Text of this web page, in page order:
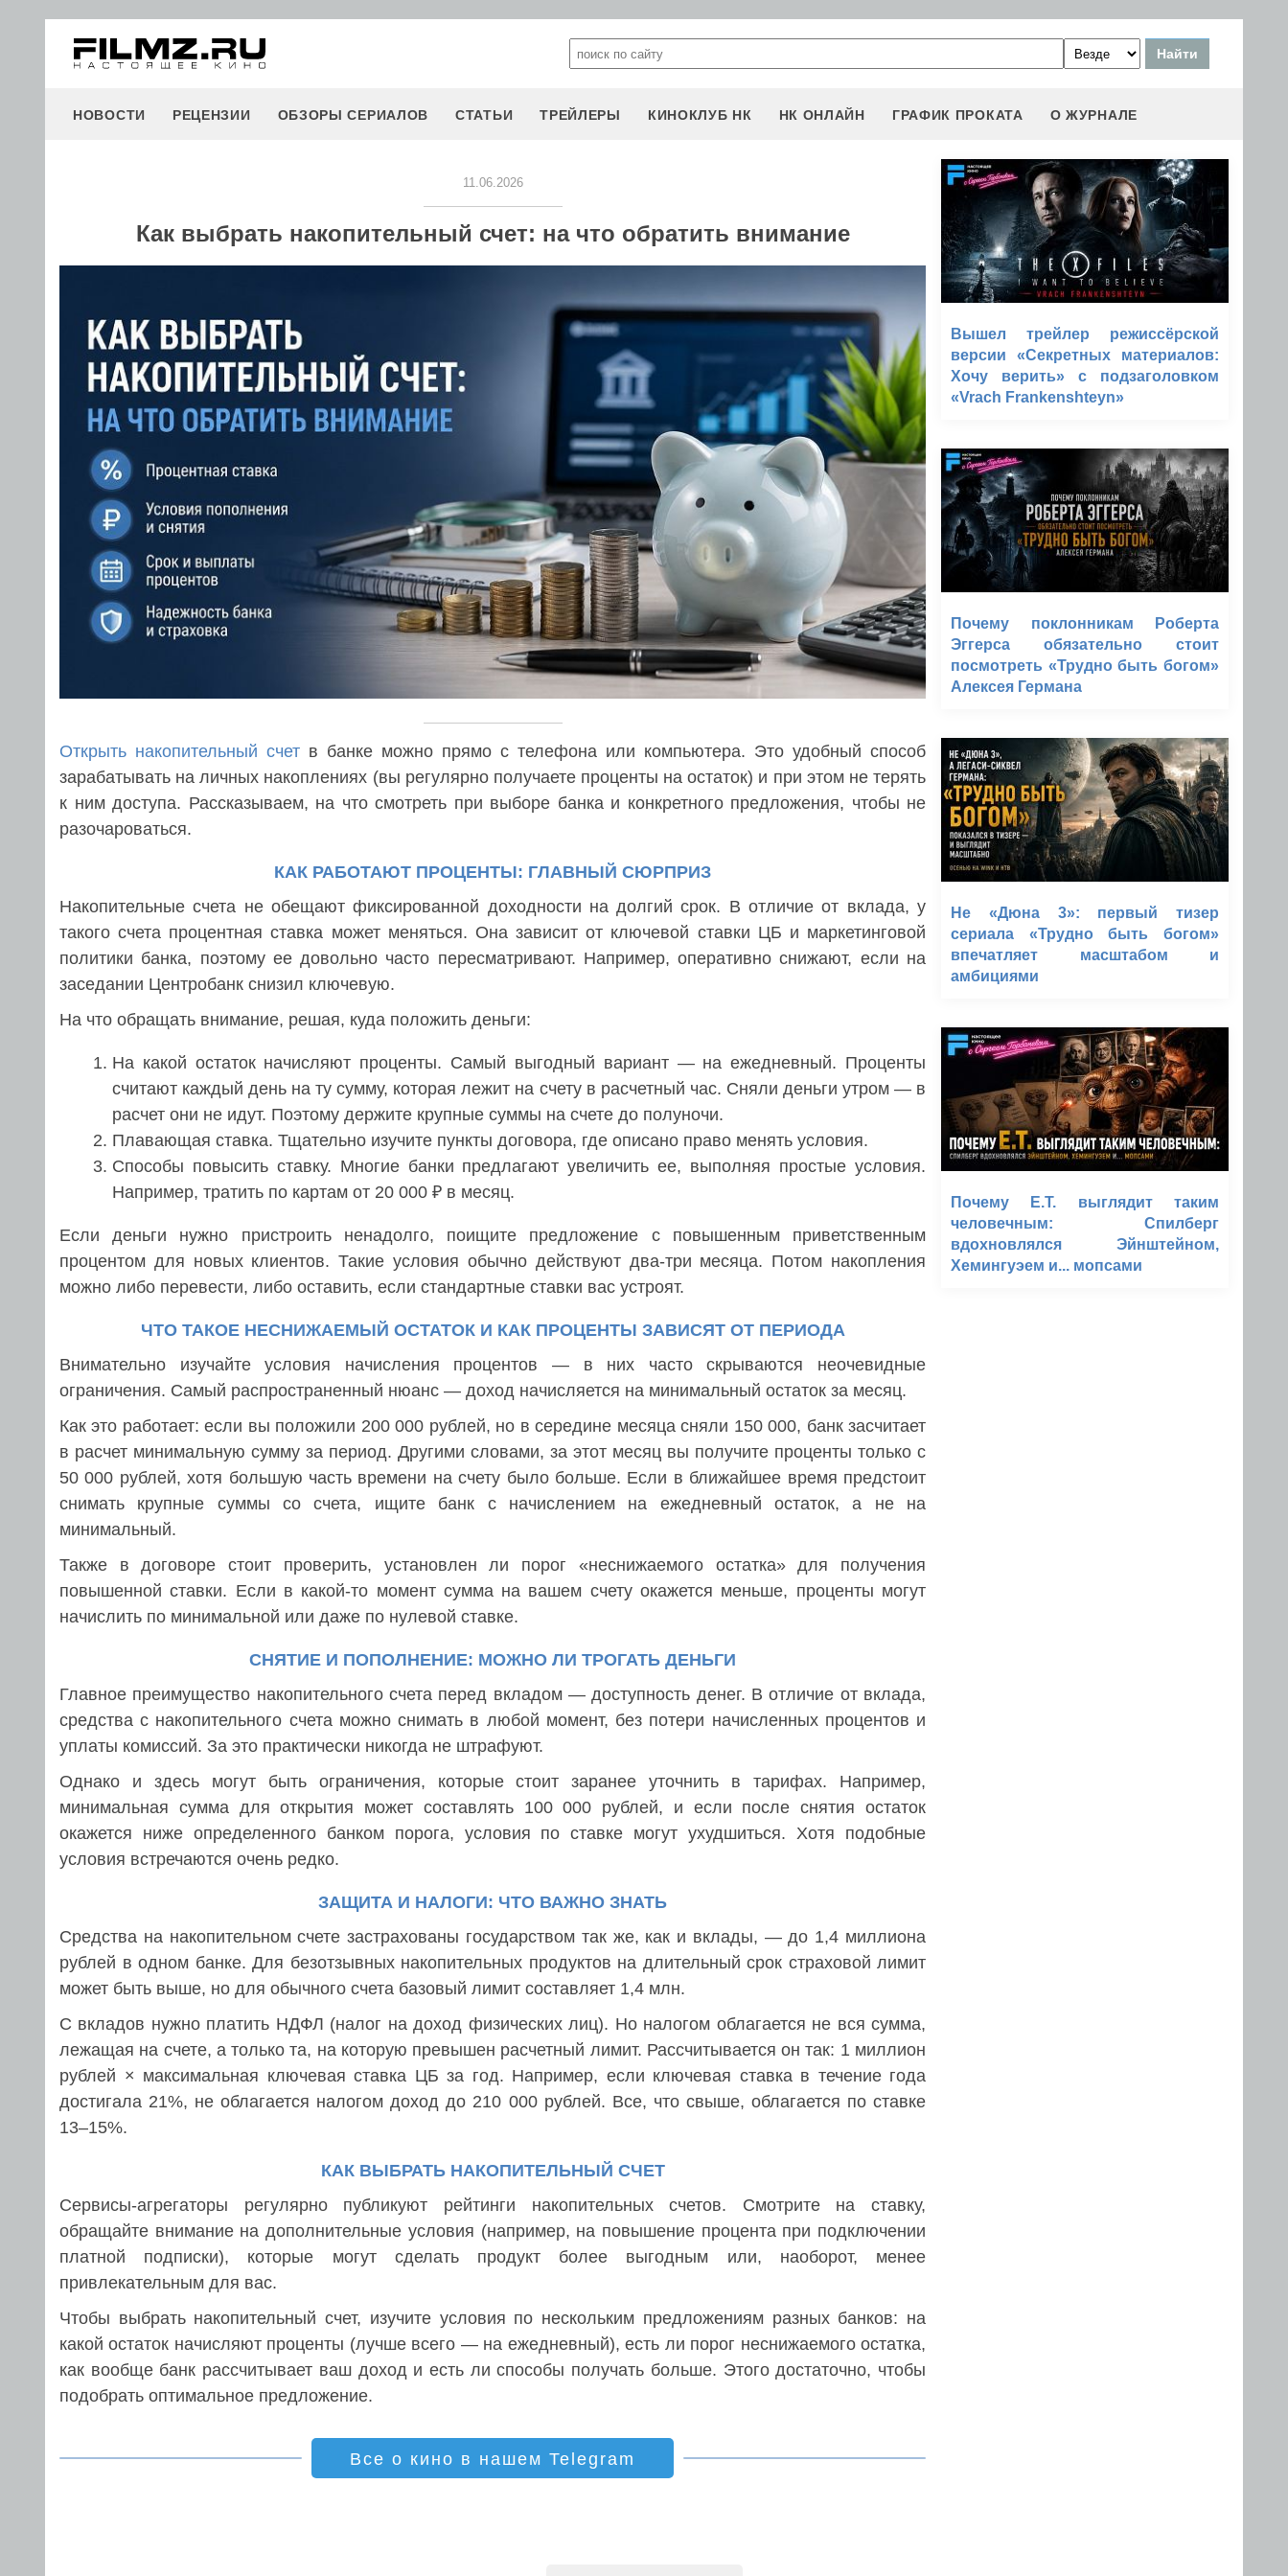
НОВОСТИ РЕЦЕНЗИИ ОБЗОРЫ СЕРИАЛОВ СТАТЬИ ТРЕЙЛЕРЫ КИНОКЛУБ НК НК ОНЛАЙН ГРАФИК ПРОКАТА О ЖУРНАЛЕ
11.06.2026
Как выбрать накопительный счет: на что обратить внимание
Открыть накопительный счет в банке можно прямо с телефона или компьютера. Это удобный способ
зарабатывать на личных накоплениях (вы регулярно получаете проценты на остаток) и при этом не терять
к ним доступа. Рассказываем, на что смотреть при выборе банка и конкретного предложения, чтобы не
разочароваться.
КАК РАБОТАЮТ ПРОЦЕНТЫ: ГЛАВНЫЙ СЮРПРИЗ
Накопительные счета не обещают фиксированной доходности на долгий срок. В отличие от вклада, у
такого счета процентная ставка может меняться. Она зависит от ключевой ставки ЦБ и маркетинговой
политики банка, поэтому ее довольно часто пересматривают. Например, оперативно снижают, если на
заседании Центробанк снизил ключевую.
На что обращать внимание, решая, куда положить деньги:
На какой остаток начисляют проценты. Самый выгодный вариант — на ежедневный. Проценты
считают каждый день на ту сумму, которая лежит на счету в расчетный час. Сняли деньги утром — в
расчет они не идут. Поэтому держите крупные суммы на счете до полуночи.
Плавающая ставка. Тщательно изучите пункты договора, где описано право менять условия.
Способы повысить ставку. Многие банки предлагают увеличить ее, выполняя простые условия.
Например, тратить по картам от 20 000 ₽ в месяц.
Если деньги нужно пристроить ненадолго, поищите предложение с повышенным приветственным
процентом для новых клиентов. Такие условия обычно действуют два-три месяца. Потом накопления
можно либо перевести, либо оставить, если стандартные ставки вас устроят.
ЧТО ТАКОЕ НЕСНИЖАЕМЫЙ ОСТАТОК И КАК ПРОЦЕНТЫ ЗАВИСЯТ ОТ ПЕРИОДА
Внимательно изучайте условия начисления процентов — в них часто скрываются неочевидные
ограничения. Самый распространенный нюанс — доход начисляется на минимальный остаток за месяц.
Как это работает: если вы положили 200 000 рублей, но в середине месяца сняли 150 000, банк засчитает
в расчет минимальную сумму за период. Другими словами, за этот месяц вы получите проценты только с
50 000 рублей, хотя большую часть времени на счету было больше. Если в ближайшее время предстоит
снимать крупные суммы со счета, ищите банк с начислением на ежедневный остаток, а не на
минимальный.
Также в договоре стоит проверить, установлен ли порог «неснижаемого остатка» для получения
повышенной ставки. Если в какой-то момент сумма на вашем счету окажется меньше, проценты могут
начислить по минимальной или даже по нулевой ставке.
СНЯТИЕ И ПОПОЛНЕНИЕ: МОЖНО ЛИ ТРОГАТЬ ДЕНЬГИ
Главное преимущество накопительного счета перед вкладом — доступность денег. В отличие от вклада,
средства с накопительного счета можно снимать в любой момент, без потери начисленных процентов и
уплаты комиссий. За это практически никогда не штрафуют.
Однако и здесь могут быть ограничения, которые стоит заранее уточнить в тарифах. Например,
минимальная сумма для открытия может составлять 100 000 рублей, и если после снятия остаток
окажется ниже определенного банком порога, условия по ставке могут ухудшиться. Хотя подобные
условия встречаются очень редко.
ЗАЩИТА И НАЛОГИ: ЧТО ВАЖНО ЗНАТЬ
Средства на накопительном счете застрахованы государством так же, как и вклады, — до 1,4 миллиона
рублей в одном банке. Для безотзывных накопительных продуктов на длительный срок страховой лимит
может быть выше, но для обычного счета базовый лимит составляет 1,4 млн.
С вкладов нужно платить НДФЛ (налог на доход физических лиц). Но налогом облагается не вся сумма,
лежащая на счете, а только та, на которую превышен расчетный лимит. Рассчитывается он так: 1 миллион
рублей × максимальная ключевая ставка ЦБ за год. Например, если ключевая ставка в течение года
достигала 21%, не облагается налогом доход до 210 000 рублей. Все, что свыше, облагается по ставке
13–15%.
КАК ВЫБРАТЬ НАКОПИТЕЛЬНЫЙ СЧЕТ
Сервисы-агрегаторы регулярно публикуют рейтинги накопительных счетов. Смотрите на ставку,
обращайте внимание на дополнительные условия (например, на повышение процента при подключении
платной подписки), которые могут сделать продукт более выгодным или, наоборот, менее
привлекательным для вас.
Чтобы выбрать накопительный счет, изучите условия по нескольким предложениям разных банков: на
какой остаток начисляют проценты (лучше всего — на ежедневный), есть ли порог неснижаемого остатка,
как вообще банк рассчитывает ваш доход и есть ли способы получать больше. Этого достаточно, чтобы
подобрать оптимальное предложение.
Все о кино в нашем Telegram
Вышел трейлер режиссёрской
версии «Секретных материалов:
Хочу верить» с подзаголовком
«Vrach Frankenshteyn»
Почему поклонникам Роберта
Эггерса обязательно стоит
посмотреть «Трудно быть богом»
Алексея Германа
Не «Дюна 3»: первый тизер
сериала «Трудно быть богом»
впечатляет масштабом и
амбициями
Почему E.T. выглядит таким
человечным: Спилберг
вдохновлялся Эйнштейном,
Хемингуэем и... мопсами